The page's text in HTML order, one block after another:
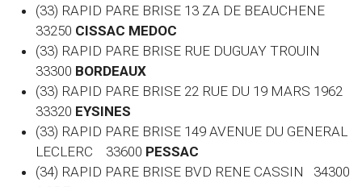
(33) RAPID PARE BRISE 13 ZA DE BEAUCHENE
33250 CISSAC MEDOC
(33) RAPID PARE BRISE RUE DUGUAY TROUIN
33300 BORDEAUX
(33) RAPID PARE BRISE 22 RUE DU 19 MARS 1962
33320 EYSINES
(33) RAPID PARE BRISE 149 AVENUE DU GENERAL
LECLERC 33600 PESSAC
(34) RAPID PARE BRISE BVD RENE CASSIN 34300